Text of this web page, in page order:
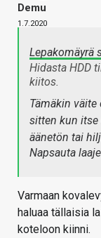
Demu
1.7.2020
Lepakomäyrä
Hidasta HDD
kiitos.
Tämäkin
sitten kun
äänetön tai
Napsauta
Varmaan
haluaa tällaisia
koteloon kiinni.